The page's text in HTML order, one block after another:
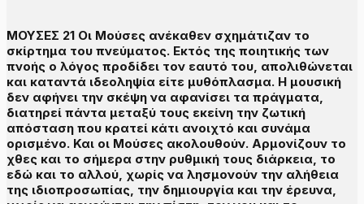
ΜΟΥΣΕΣ 21 Οι Μούσες ανέκαθεν σχημάτιζαν το
σκίρτημα του πνεύματος. Εκτός της ποιητικής των
πνοής ο λόγος προδίδει τον εαυτό του, απολιθώνεται
και καταντά ιδεοληψία είτε μυθόπλασμα. Η μουσική
δεν αφήνει την σκέψη να αφανίσει τα πράγματα,
διατηρεί πάντα μεταξύ τους εκείνη την ζωτική
απόσταση που κρατεί κάτι ανοιχτό και συνάμα
ορισμένο. Και οι Μούσες ακολουθούν. Αρμονίζουν το
χθες και το σήμερα στην ρυθμική τους διάρκεια, το
εδώ και το αλλού, χωρίς να λησμονούν την αλήθεια
της ιδιοπροσωπίας, την δημιουργία και την έρευνα,